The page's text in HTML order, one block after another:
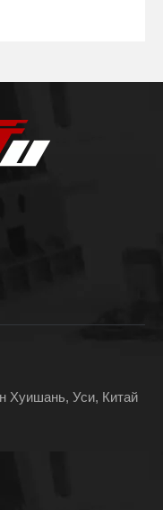
Хуишань, Уси, Китай